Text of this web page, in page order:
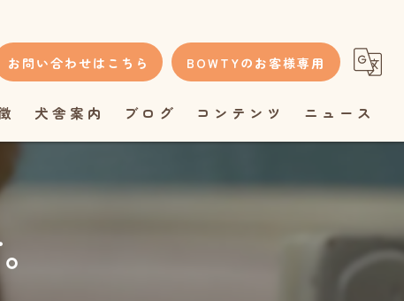
お問い合わせはこちら BOWTYのお客様専用
犬舎案内 ブログ コンテンツ ニュース